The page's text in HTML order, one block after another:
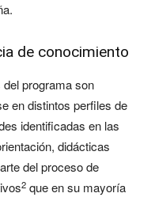
de conocimiento
programa son
en distintos perfiles de
identificadas en las
didácticas
del proceso de
2 que en su mayoría